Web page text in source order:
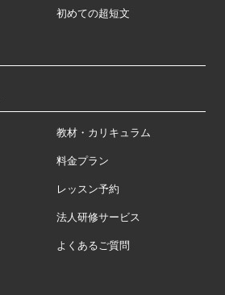
初めての超短文
教材・カリキュラム
料金プラン
レッスン予約
法人研修サービス
よくあるご質問